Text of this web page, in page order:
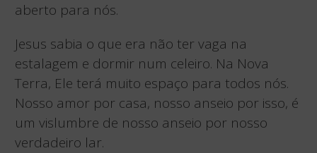
aberto para nós.
Jesus sabia o que era não ter vaga na
estalagem e dormir num celeiro. Na Nova
Terra, Ele terá muito espaço para todos nós.
Nosso amor por casa, nosso anseio por isso, é
um vislumbre de nosso anseio por nosso
verdadeiro lar.